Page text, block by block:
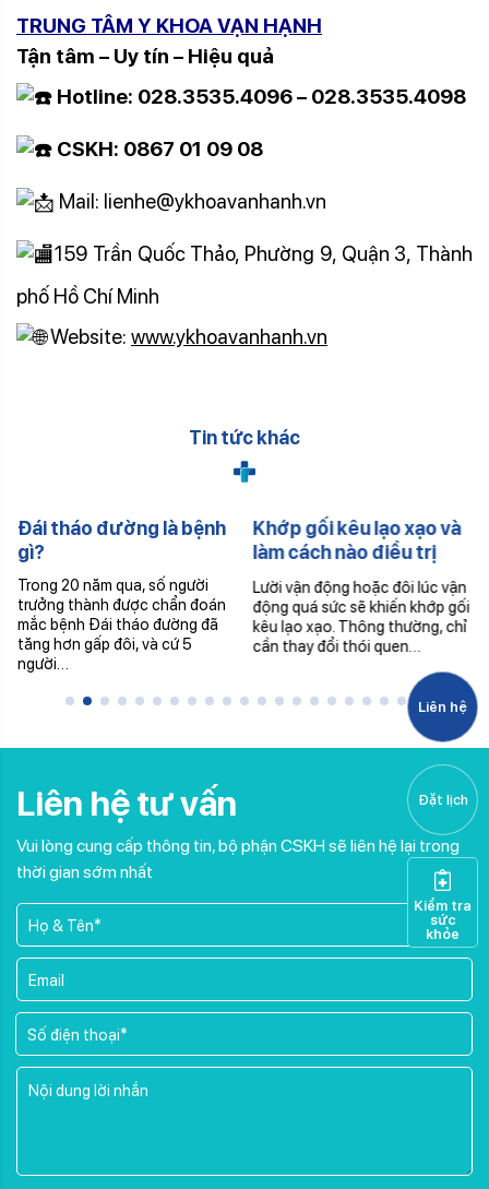
TRUNG TÂM Y KHOA VẠN HẠNH
Tận tâm – Uy tín – Hiệu quả
Hotline: 028.3535.4096 – 028.3535.4098
CSKH: 0867 01 09 08
Mail: lienhe@ykhoavanhanh.vn
159 Trần Quốc Thảo, Phường 9, Quận 3, Thành
phố Hồ Chí Minh
Website: www.ykhoavanhanh.vn
Tin tức khác
Đái tháo đường là bệnh
gì?
Trong 20 năm qua, số người
trưởng thành được chẩn đoán
mắc bệnh Đái tháo đường đã
tăng hơn gấp đôi, và cứ 5
người…
Khớp gối kêu lạo xạo và
làm cách nào điều trị
hiệu quả?
Lười vận động hoặc đôi lúc vận
động quá sức sẽ khiến khớp gối
kêu lạo xạo. Thông thường, chỉ
cần thay đổi thói quen…
Liên hệ tư vấn
Vui lòng cung cấp thông tin, bộ phận CSKH sẽ liên hệ lại trong
thời gian sớm nhất
Liên hệ
Đặt lịch
Kiểm tra
sức
khỏe